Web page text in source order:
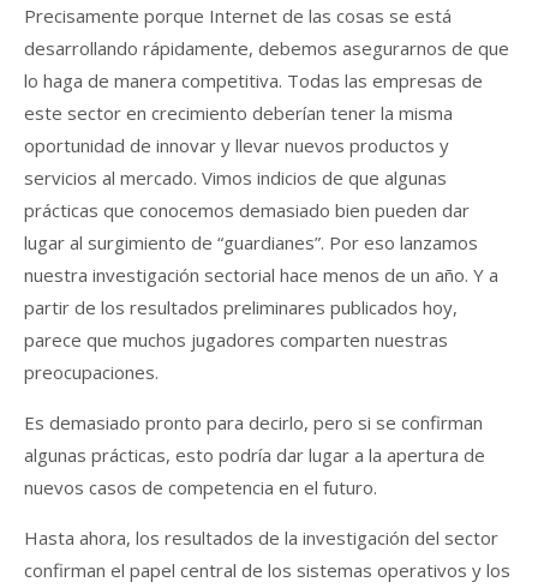
Precisamente porque Internet de las cosas se está
desarrollando rápidamente, debemos asegurarnos de que
lo haga de manera competitiva. Todas las empresas de
este sector en crecimiento deberían tener la misma
oportunidad de innovar y llevar nuevos productos y
servicios al mercado. Vimos indicios de que algunas
prácticas que conocemos demasiado bien pueden dar
lugar al surgimiento de “guardianes”. Por eso lanzamos
nuestra investigación sectorial hace menos de un año. Y a
partir de los resultados preliminares publicados hoy,
parece que muchos jugadores comparten nuestras
preocupaciones.
Es demasiado pronto para decirlo, pero si se confirman
algunas prácticas, esto podría dar lugar a la apertura de
nuevos casos de competencia en el futuro.
Hasta ahora, los resultados de la investigación del sector
confirman el papel central de los sistemas operativos y los